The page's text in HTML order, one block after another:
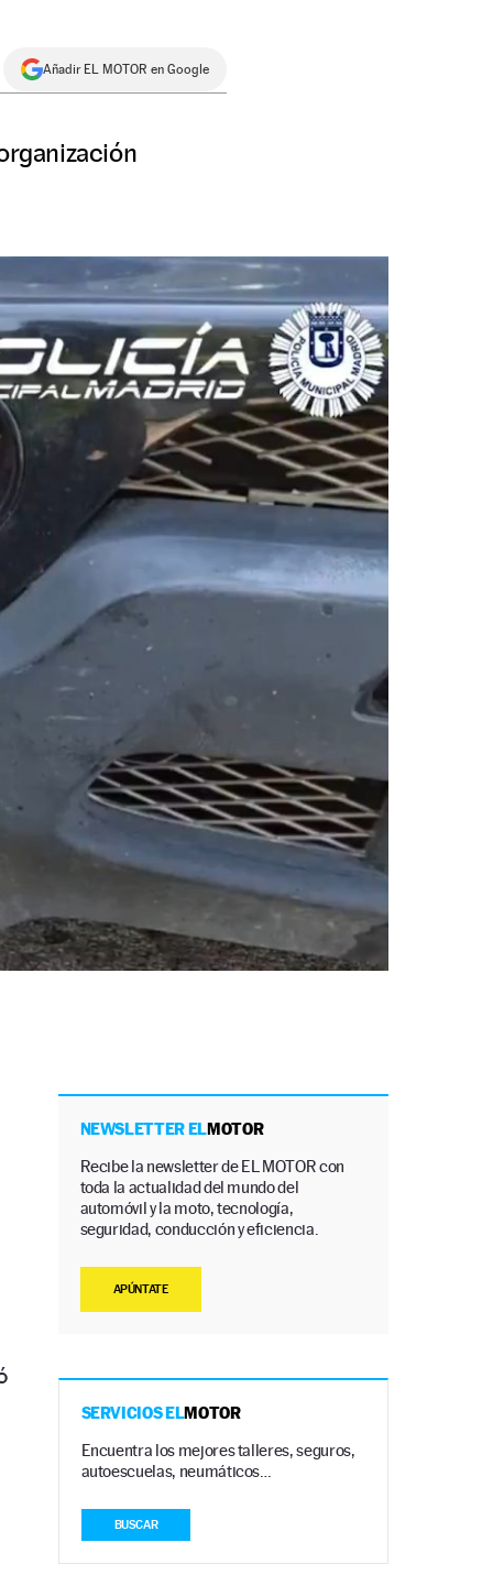
Añadir EL MOTOR en Google
NEWSLETTER ELMOTOR
Recibe la newsletter de EL MOTOR con
toda la actualidad del mundo del
automóvil y la moto, tecnología,
seguridad, conducción y eficiencia.
APÚNTATE
SERVICIOS ELMOTOR
Encuentra los mejores talleres, seguros,
autoescuelas, neumáticos…
BUSCAR